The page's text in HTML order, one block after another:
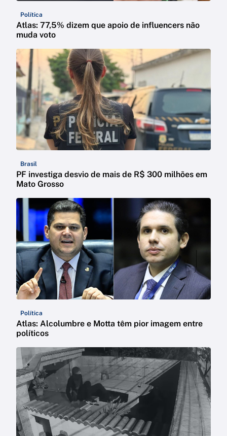
Política
Atlas: 77,5% dizem que apoio de influencers não
muda voto
Brasil
PF investiga desvio de mais de R$ 300 milhões em
Mato Grosso
Política
Atlas: Alcolumbre e Motta têm pior imagem entre
políticos